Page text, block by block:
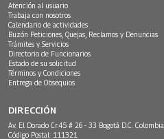
Atención al usuario
Trabaja con nosotros
Calendario de actividades
Buzón Peticiones, Quejas, Reclamos y Denuncias
Trámites y Servicios
Directorio de Funcionarios
Estado de su solicitud
Términos y Condiciones
Entrega de Obsequios
DIRECCIÓN
Av. El Dorado Cr.45 # 26 - 33 Bogotá D.C. Colombia.
Código Postal: 111321